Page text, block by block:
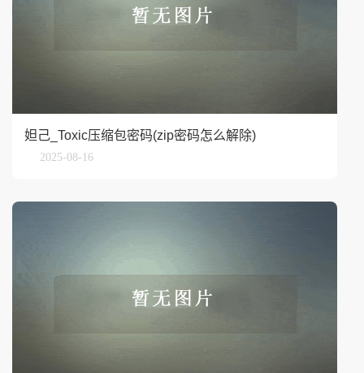
妲己_Toxic压缩包密码(zip密码怎么解除)
2025-08-16